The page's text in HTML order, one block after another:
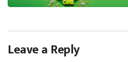
Leave a Reply